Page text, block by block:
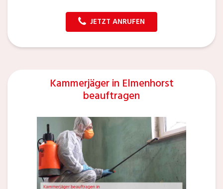
JETZT ANRUFEN
Kammerjäger in Elmenhorst
beauftragen